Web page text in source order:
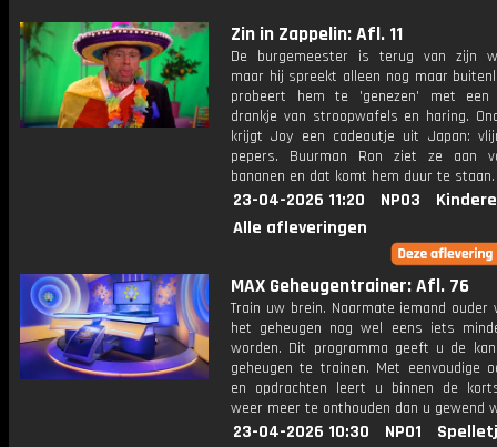
Zin in Zappelin: Afl. 11
De burgemeester is terug van zijn
maar hij spreekt alleen nog maar
probeert hem te 'genezen' met een
drankje van stroopwafels en haring.
krijgt Joy een cadeautje uit Japan:
pepers. Buurman Ron ziet ze aan
bananen en dat komt hem duur te staan.
23-04-2026 11:20 NPO3
Alle afleveringen
MAX Geheugentrainer: Afl. 76
Train uw brein. Naarmate iemand ouder
het geheugen nog wel eens iets
worden. Dit programma geeft u de
geheugen te trainen. Met eenvoudige
en opdrachten leert u binnen de
weer meer te onthouden dan u gewend
23-04-2026 10:30 NPO1